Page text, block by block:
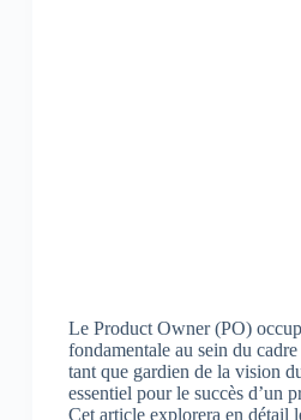
Le Product Owner (PO)
fondamentale au sein du
tant que gardien de la vision
essentiel pour le succès d’un
Cet article explorera en détail